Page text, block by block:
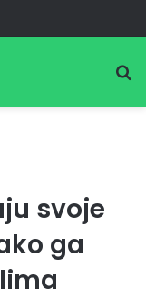
svoje
ga